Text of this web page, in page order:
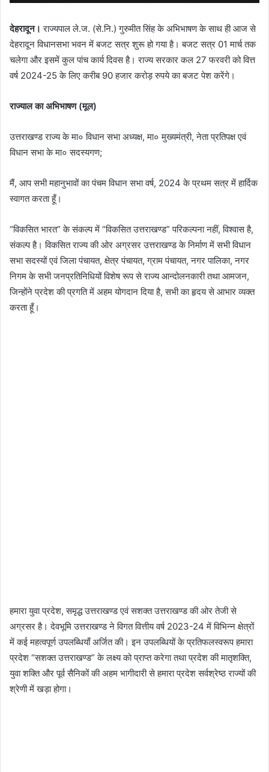
देहरादून। राज्यपाल ले.ज. (से.नि.) गुरुमीत सिंह के अभिभाषण के साथ ही आज से
देहरादून विधानसभा भवन में बजट सत्र शुरू हो गया है। बजट सत्र 01 मार्च तक
चलेगा और इसमें कुल पांच कार्य दिवस है। राज्य सरकार कल 27 फरवरी को वित्त
वर्ष 2024-25 के लिए करीब 90 हजार करोड़ रुपये का बजट पेश करेंगे।
राज्याल का अभिभाषण (मूल)
उत्तराखण्ड राज्य के मा० विधान सभा अध्यक्ष, मा० मुख्यमंत्री, नेता प्रतिपक्ष एवं
विधान सभा के मा० सदस्यगण;
मैं, आप सभी महानुभावों का पंचम विधान सभा वर्ष, 2024 के प्रथम सत्र में हार्दिक
स्वागत करता हूँ।
“विकसित भारत” के संकल्प में “विकसित उत्तराखण्ड” परिकल्पना नहीं, विश्वास है,
संकल्प है। विकसित राज्य की ओर अग्रसर उत्तराखण्ड के निर्माण में सभी विधान
सभा सदस्यों एवं जिला पंचायत, क्षेत्र पंचायत, ग्राम पंचायत, नगर पालिका, नगर
निगम के सभी जनप्रतिनिधियों विशेष रूप से राज्य आन्दोलनकारी तथा आमजन,
जिन्होंने प्रदेश की प्रगति में अहम योगदान दिया है, सभी का हृदय से आभार व्यक्त
करता हूँ।
हमारा युवा प्रदेश, समृद्ध उत्तराखण्ड एवं सशक्त उत्तराखण्ड की ओर तेजी से
अग्रसर है। देवभूमि उत्तराखण्ड ने विगत वित्तीय वर्ष 2023-24 में विभिन्न क्षेत्रों
में कई महत्वपूर्ण उपलब्धियाँ अर्जित की। इन उपलब्धियों के प्रतिफलस्वरूप हमारा
प्रदेश “सशक्त उत्तराखण्ड” के लक्ष्य को प्राप्त करेगा तथा प्रदेश की मातृशक्ति,
युवा शक्ति और पूर्व सैनिकों की अहम भागीदारी से हमारा प्रदेश सर्वश्रेष्ठ राज्यों की
श्रेणी में खड़ा होगा।